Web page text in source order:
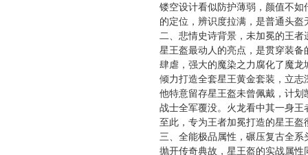
镂空设计看似防护薄弱，颜值不
的定位，辨识度拉满，是普通头
二、悲情史诗背景，未加冕的王者
星王盔最动人的亮点，是贯穿装
肆虐，强大的魔染之力腐化了魔
倾力打造全套星王黄金套装，立
他特意留存星王盔未曾佩戴，计
战士全军覆没。火龙看中其一身
至此，专为王者加冕打造的星王
三、全能极品属性，碾压复古全系
抛开传奇典故，星王盔的实战属